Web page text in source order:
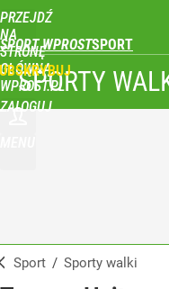
PRZEJDŹ
NA
STRONĘ
GŁÓWNĄ
WPROST.PL
SPORT WPROST
ZALOGUJ
SPORTY
Sport / Sporty walki